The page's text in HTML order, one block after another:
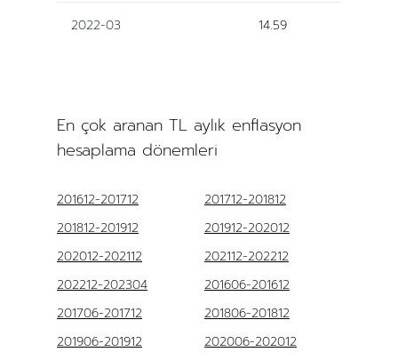
2022-03 14.59
En çok aranan TL aylık enflasyon
hesaplama dönemleri
201612-201712
201712-201812
201812-201912
201912-202012
202012-202112
202112-202212
202212-202304
201606-201612
201706-201712
201806-201812
201906-201912
202006-202012